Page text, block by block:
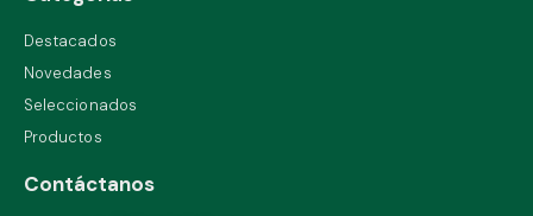
Destacados
Novedades
Seleccionados
Productos
Contáctanos